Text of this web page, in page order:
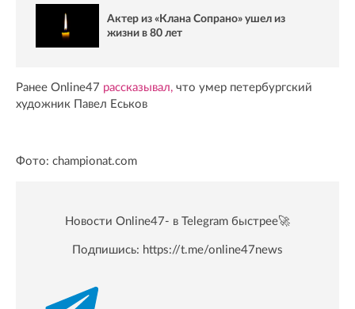
Актер из «Клана Сопрано» ушел из
жизни в 80 лет
Ранее Online47 рассказывал, что умер петербургский
художник Павел Еськов
Фото: championat.com
Новости Online47- в Telegram быстрее🚀
Подпишись: https://t.me/online47news